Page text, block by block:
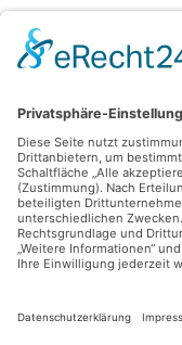
Alle Preise inkl. gesetzl.
© 2026 Lovehurts